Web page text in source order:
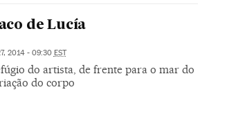
de Lucía
2014 - 09:30 EST
do artista, de frente para o mar do
do corpo